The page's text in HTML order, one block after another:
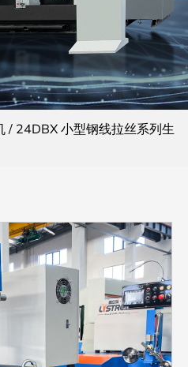
/ 24DBX 小型钢线拉丝系列生